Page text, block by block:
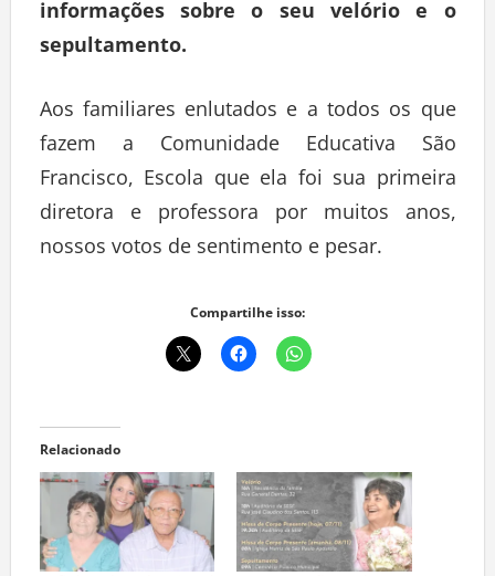
informações sobre o seu velório e o
sepultamento.
Aos familiares enlutados e a todos os que
fazem a Comunidade Educativa São
Francisco, Escola que ela foi sua primeira
diretora e professora por muitos anos,
nossos votos de sentimento e pesar.
Compartilhe isso:
Relacionado